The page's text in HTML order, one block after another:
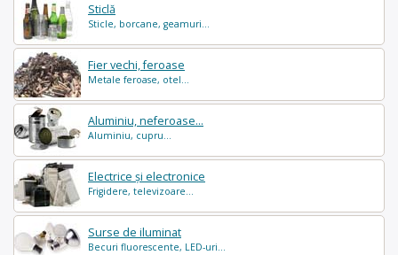
Sticlă
Sticle, borcane, geamuri...
Fier vechi, feroase
Metale feroase, otel...
Aluminiu, neferoase...
Aluminiu, cupru...
Electrice și electronice
Frigidere, televizoare...
Surse de iluminat
Becuri fluorescente, LED-uri...